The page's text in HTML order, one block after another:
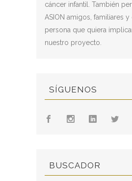
cáncer infantil. También
ASION amigos, familiares
persona que quiera
nuestro proyecto.
SÍGUENOS
BUSCADOR